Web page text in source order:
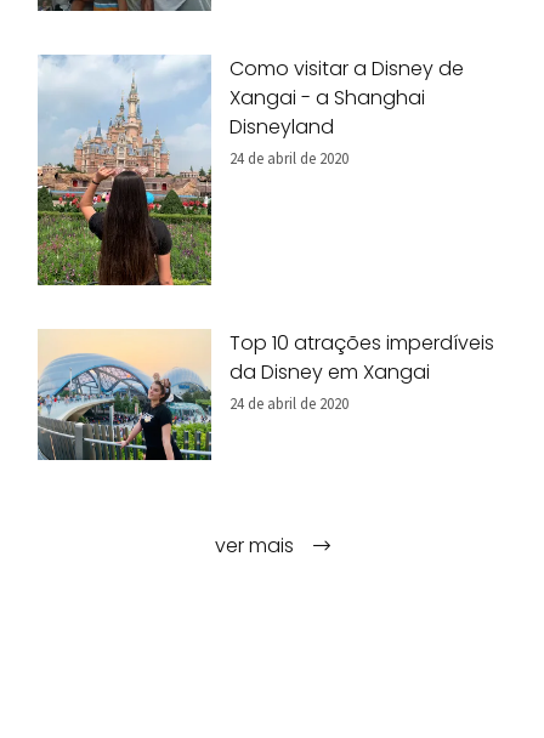
Como visitar a Disney de
Xangai - a Shanghai
Disneyland
24 de abril de 2020
Top 10 atrações imperdíveis
da Disney em Xangai
24 de abril de 2020
ver mais